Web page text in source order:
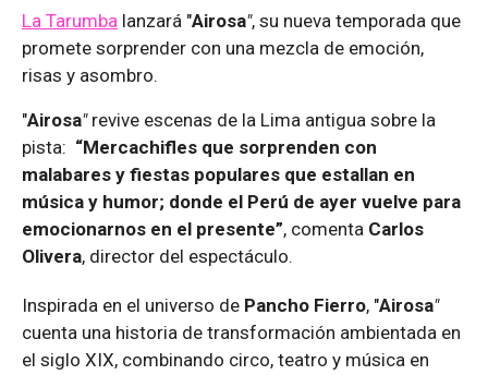
La Tarumba lanzará "Airosa", su nueva temporada que
promete sorprender con una mezcla de emoción,
risas y asombro.
"Airosa"revive escenas de la Lima antigua sobre la
pista: “Mercachifles que sorprenden con
malabares y fiestas populares que estallan en
música y humor; donde el Perú de ayer vuelve para
emocionarnos en el presente”, comenta Carlos
Olivera, director del espectáculo.
Inspirada en el universo de Pancho Fierro, "Airosa"
cuenta una historia de transformación ambientada en
el siglo XIX, combinando circo, teatro y música en